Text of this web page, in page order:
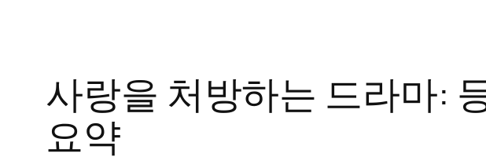
사랑을 처방하는 드라마:
요약